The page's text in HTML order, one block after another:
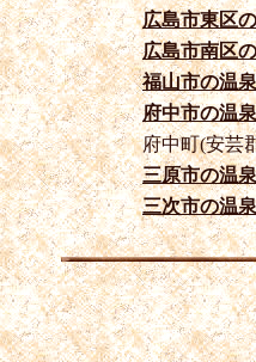
広島市東区
広島市南区
福山市の温
府中市の温
府中町(安芸
三原市の温
三次市の温